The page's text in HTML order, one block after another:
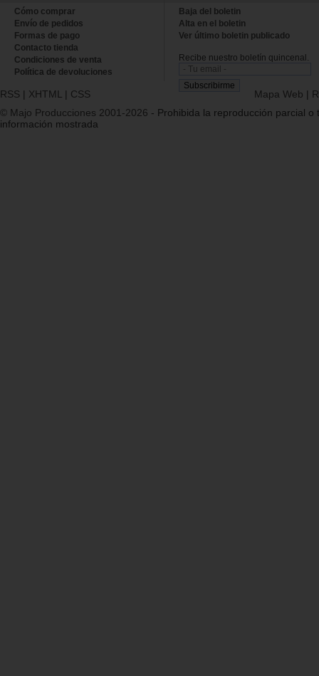
Cómo comprar
Envío de pedidos
Formas de pago
Contacto tienda
Condiciones de venta
Política de devoluciones
Baja del boletin
Alta en el boletin
Ver último boletin publicado
Recibe nuestro boletín quincenal.
RSS | XHTML | CSS Mapa Web |
© Majo Producciones 2001-2026 - Prohibida la reproducción parcial o
información mostrada